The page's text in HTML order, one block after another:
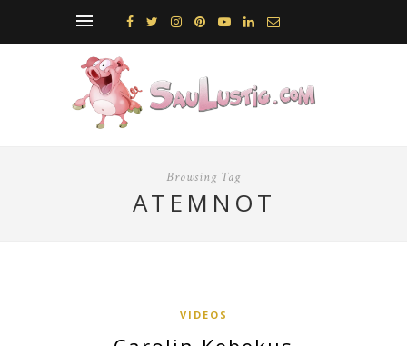
Browsing Tag
ATEMNOT
VIDEOS